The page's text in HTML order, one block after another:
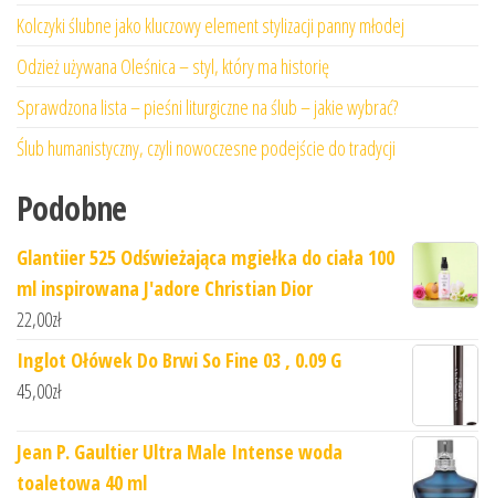
Kolczyki ślubne jako kluczowy element stylizacji panny młodej
Odzież używana Oleśnica – styl, który ma historię
Sprawdzona lista – pieśni liturgiczne na ślub – jakie wybrać?
Ślub humanistyczny, czyli nowoczesne podejście do tradycji
Podobne
Glantiier 525 Odświeżająca mgiełka do ciała 100
ml inspirowana J'adore Christian Dior
22,00zł
Inglot Ołówek Do Brwi So Fine 03 , 0.09 G
45,00zł
Jean P. Gaultier Ultra Male Intense woda
toaletowa 40 ml